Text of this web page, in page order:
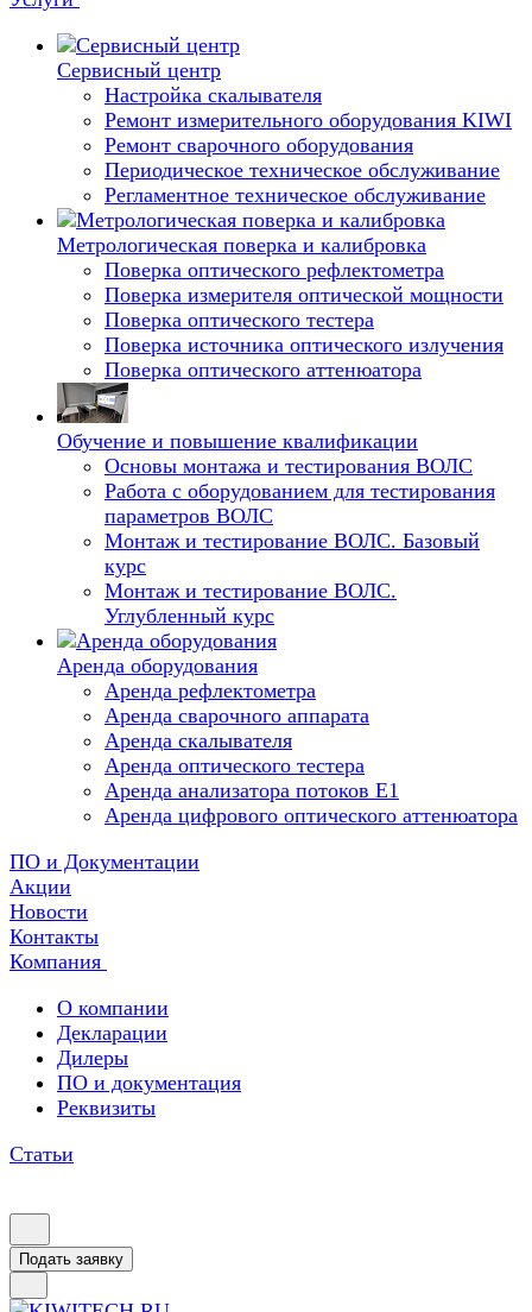
Сервисный центр
Настройка скалывателя
Ремонт измерительного оборудования KIWI
Ремонт сварочного оборудования
Периодическое техническое обслуживание
Регламентное техническое обслуживание
Метрологическая поверка и калибровка
Поверка оптического рефлектометра
Поверка измерителя оптической мощности
Поверка оптического тестера
Поверка источника оптического излучения
Поверка оптического аттенюатора
Обучение и повышение квалификации
Основы монтажа и тестирования ВОЛС
Работа с оборудованием для тестирования
параметров ВОЛС
Монтаж и тестирование ВОЛС. Базовый
курс
Монтаж и тестирование ВОЛС.
Углубленный курс
Аренда оборудования
Аренда рефлектометра
Аренда сварочного аппарата
Аренда скалывателя
Аренда оптического тестера
Аренда анализатора потоков Е1
Аренда цифрового оптического аттенюатора
ПО и Документации
Акции
Новости
Контакты
Компания
О компании
Декларации
Дилеры
ПО и документация
Реквизиты
Статьи
Подать заявку